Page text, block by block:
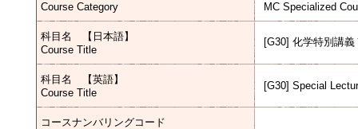
Course Category
MC Specialized
科目名 【日本語】
Course Title
[G30] 化学特別講義
科目名 【英語】
Course Title
[G30] Special
コースナンバリングコード